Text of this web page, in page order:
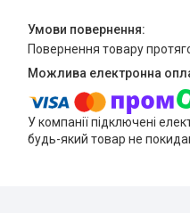
повернення товару
У компанії підключені
будь-який товар не